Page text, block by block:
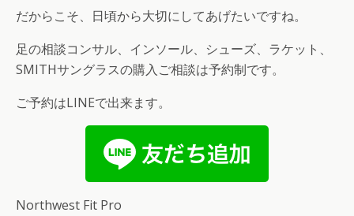
だからこそ、日頃から大切にしてあげたいですね。
足の相談コンサル、インソール、シューズ、ラケット、
SMITHサングラスの購入ご相談は予約制です。
ご予約はLINEで出来ます。
Northwest Fit Pro